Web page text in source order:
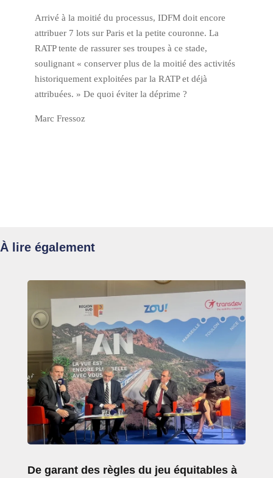
Arrivé à la moitié du processus, IDFM doit encore
attribuer 7 lots sur Paris et la petite couronne. La
RATP tente de rassurer ses troupes à ce stade,
soulignant « conserver plus de la moitié des activités
historiquement exploitées par la RATP et déjà
attribuées. » De quoi éviter la déprime ?
Marc Fressoz
À lire également
De garant des règles du jeu équitables à